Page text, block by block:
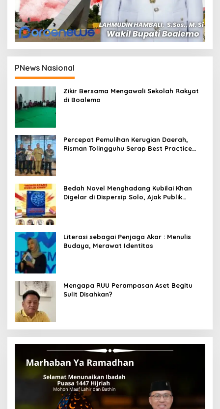
PNews Nasional
Zikir Bersama Mengawali Sekolah Rakyat
di Boalemo
Percepat Pemulihan Kerugian Daerah,
Risman Tolingguhu Serap Best Practice
Bedah Novel Menghadang Kubilai Khan
Digelar di Dispersip Solo, Ajak Publik
Literasi sebagai Penjaga Akar : Menulis
Budaya, Merawat Identitas
Mengapa RUU Perampasan Aset Begitu
Sulit Disahkan?